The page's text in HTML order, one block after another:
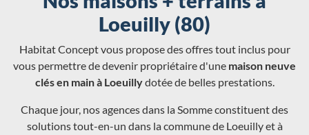
Loeuilly (80)
Habitat Concept vous propose des offres tout inclus pour
vous permettre de devenir propriétaire d'une maison neuve
clés en main à Loeuillydotée de belles prestations.
Chaque jour, nos agences dans la Somme constituent des
solutions tout-en-un dans la commune de Loeuilly et à